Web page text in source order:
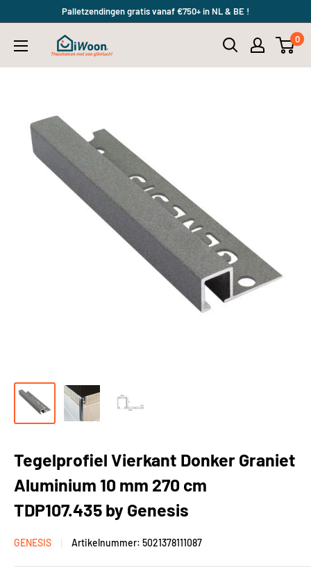
content
Palletzendingen gratis vanaf €750+ in NL & BE !
iWoon.nl 0
Tegelprofiel Vierkant Donker Graniet
Aluminium 10 mm 270 cm
TDP107.435 by Genesis
GENESIS Artikelnummer: 5021378111087